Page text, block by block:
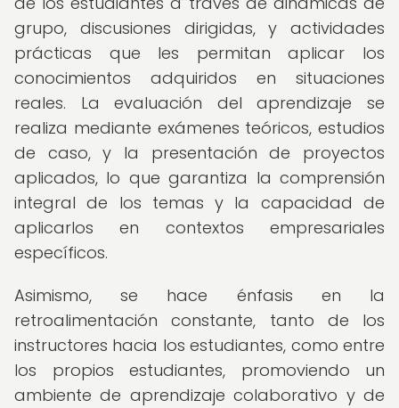
grupo, discusiones dirigidas, y actividades
prácticas que les permitan aplicar los
conocimientos adquiridos en situaciones
reales. La evaluación del aprendizaje se
realiza mediante exámenes teóricos, estudios
de caso, y la presentación de proyectos
aplicados, lo que garantiza la comprensión
integral de los temas y la capacidad de
aplicarlos en contextos empresariales
específicos.
Asimismo, se hace énfasis en la
retroalimentación constante, tanto de los
instructores hacia los estudiantes, como entre
los propios estudiantes, promoviendo un
ambiente de aprendizaje colaborativo y de